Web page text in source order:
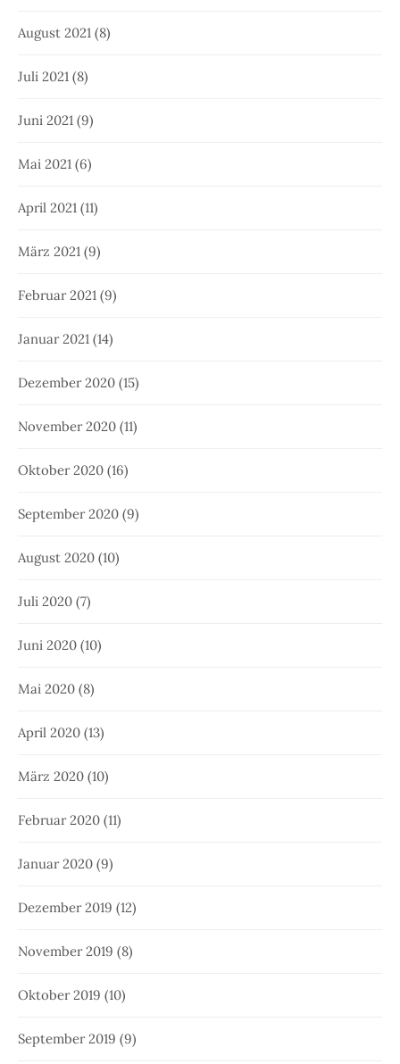
August 2021 (8)
Juli 2021 (8)
Juni 2021 (9)
Mai 2021 (6)
April 2021 (11)
März 2021 (9)
Februar 2021 (9)
Januar 2021 (14)
Dezember 2020 (15)
November 2020 (11)
Oktober 2020 (16)
September 2020 (9)
August 2020 (10)
Juli 2020 (7)
Juni 2020 (10)
Mai 2020 (8)
April 2020 (13)
März 2020 (10)
Februar 2020 (11)
Januar 2020 (9)
Dezember 2019 (12)
November 2019 (8)
Oktober 2019 (10)
September 2019 (9)